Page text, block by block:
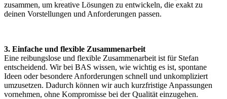
zusammen, um kreative Lösungen zu entwickeln, die exakt zu
deinen Vorstellungen und Anforderungen passen.
3. Einfache und flexible Zusammenarbeit
Eine reibungslose und flexible Zusammenarbeit ist für Stefan
entscheidend. Wir bei BAS wissen, wie wichtig es ist, spontane
Ideen oder besondere Anforderungen schnell und unkompliziert
umzusetzen. Dadurch können wir auch kurzfristige Anpassungen
vornehmen, ohne Kompromisse bei der Qualität einzugehen.